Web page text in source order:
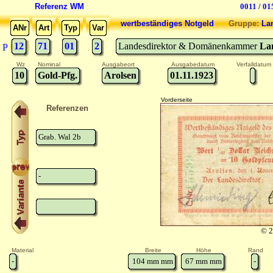
Referenz WM 0011 /
ANr Art Typ Var
P 12 71 01 2
wertbeständiges NotgeldGruppe:
Landesdirektor & Domänenkammer
Wz Nominal Ausgabeort Ausgabedatum Verfalldatum
10 Gold-Pfg. Arolsen 01.11.1923
Referenzen
Grab. Wal 2b
-
Vorderseite
©
Material Breite Höhe Rand
- 104 mm mm 67 mm mm -